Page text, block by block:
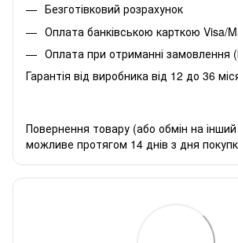
Безготівковий розрахунок
Оплата банківською карткою Visa/
Оплата при отриманні замовлення
Гарантія від виробника від 12 до 36
Повернення товару (або обмін на інший
можливе протягом 14 днів з дня